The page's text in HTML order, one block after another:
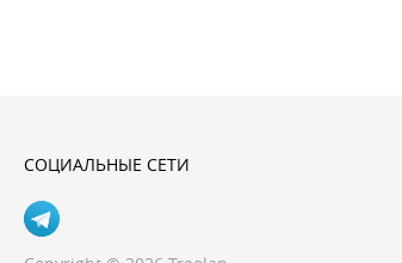
СОЦИАЛЬНЫЕ СЕТИ